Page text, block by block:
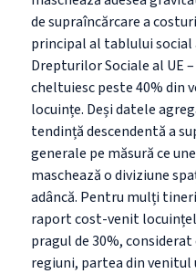
de supraîncărcare a
principal al tablului
Drepturilor Socialeal UE –
cheltuiesc peste 40% din
locuințe. Deși datele
tendință descendentă a
generale pe măsură ce
maschează o diviziune
adâncă. Pentru mulți
raport cost-venit
pragul de 30%,
regiuni, partea din venitul